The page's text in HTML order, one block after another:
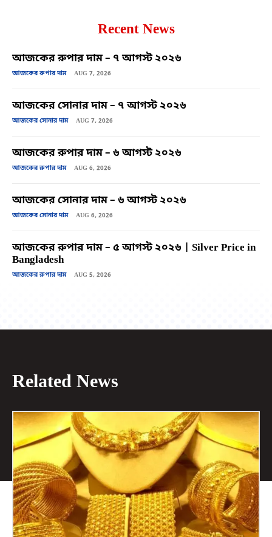
Recent News
আজকের রুপার দাম – ৭ আগস্ট ২০২৬
আজকের রুপার দাম AUG 7, 2026
আজকের সোনার দাম – ৭ আগস্ট ২০২৬
আজকের সোনার দাম AUG 7, 2026
আজকের রুপার দাম – ৬ আগস্ট ২০২৬
আজকের রুপার দাম AUG 6, 2026
আজকের সোনার দাম – ৬ আগস্ট ২০২৬
আজকের সোনার দাম AUG 6, 2026
আজকের রুপার দাম – ৫ আগস্ট ২০২৬ | Silver Price in
Bangladesh
আজকের রুপার দাম AUG 5, 2026
Related News